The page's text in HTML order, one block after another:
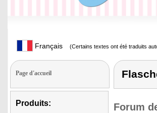
Français (Certains textes ont été traduits
Page d'accueil
Produits: Forum